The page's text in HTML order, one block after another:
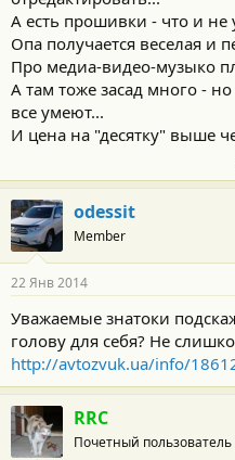
А есть прошивки - что и не
Опа получается веселая и
Про медиа-видео-музыко
А там тоже засад много -
все умеют...
И цена на "десятку" выше
odessit
Member
22 Янв 2014
Уважаемые знатоки
голову для себя? Не
http://avtozvuk.ua/info/
RRC
Почетный